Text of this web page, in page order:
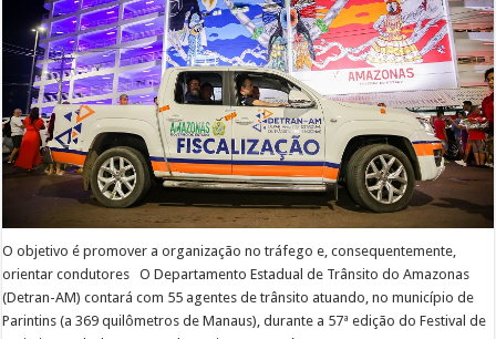
O objetivo é promover a organização no tráfego e, consequentemente,
orientar condutores O Departamento Estadual de Trânsito do Amazonas
(Detran-AM) contará com 55 agentes de trânsito atuando, no município de
Parintins (a 369 quilômetros de Manaus), durante a 57ª edição do Festival de